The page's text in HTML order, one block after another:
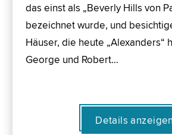
das einst als „Beverly Hills von
bezeichnet wurde, und
Häuser, die heute „Alexanders“
George und Robert…
Details anzeigen